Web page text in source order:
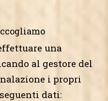
una
al gestore del
i propri
dati: